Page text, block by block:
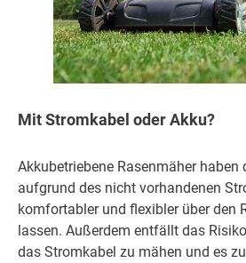
Mit Stromkabel oder Akku?
Akkubetriebene Rasenmäher haben
aufgrund des nicht vorhandenen
komfortabler und flexibler über den
lassen. Außerdem entfällt das
das Stromkabel zu mähen und es